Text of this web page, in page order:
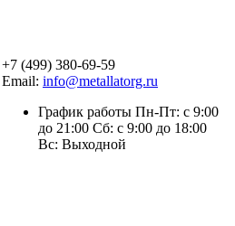
+7 (499) 380-69-59
Email: info@metallatorg.ru
График работы Пн-Пт: с 9:00
до 21:00 Сб: с 9:00 до 18:00
Вс: Выходной